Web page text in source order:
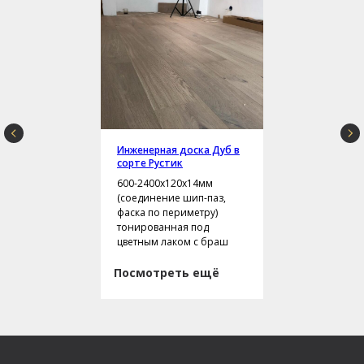
Инженерная доска Дуб в
сорте Рустик
600-2400х120х14мм
(соединение шип-паз,
фаска по периметру)
тонированная под
цветным лаком с браш
Посмотреть ещё